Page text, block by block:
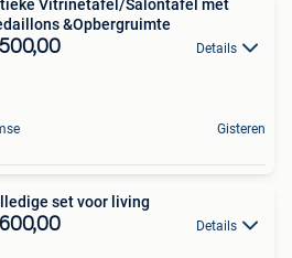
Vitrinetafel/Salontafel met
&Opbergruimte
Details
Gisteren
set voor living
Details